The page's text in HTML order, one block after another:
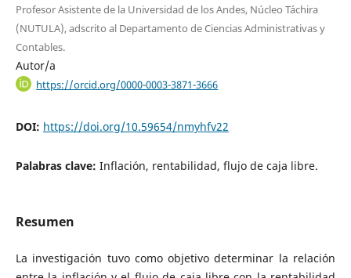
Profesor Asistente de la Universidad de los Andes, Núcleo Táchira
(NUTULA), adscrito al Departamento de Ciencias Administrativas y
Contables.
Autor/a
https://orcid.org/0000-0003-3871-3666
DOI: https://doi.org/10.59654/nmyhfv22
Palabras clave: Inflación, rentabilidad, flujo de caja libre.
Resumen
La investigación tuvo como objetivo determinar la relación